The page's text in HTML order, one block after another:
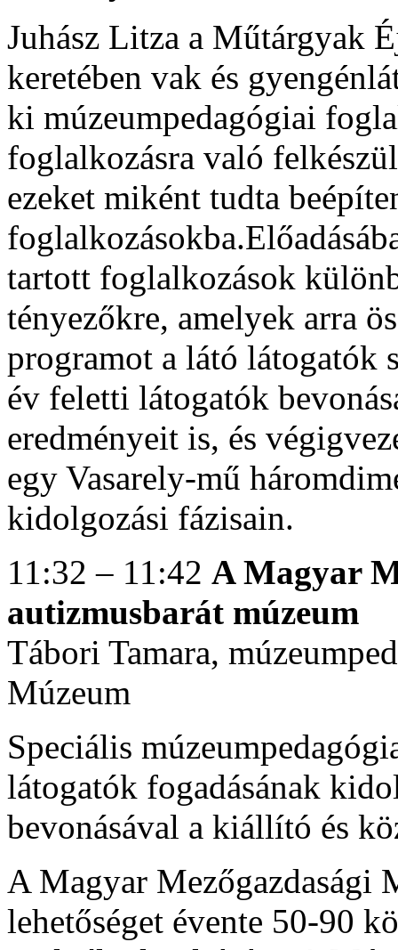
Juhász Litza a Műtárgyak
keretében vak és
ki múzeumpedagógiai
foglalkozásra való
ezeket miként tudta
tartott foglalkozások
tényezőkre, amelyek arra
programot a látó látogatók
év feletti látogatók
eredményeit is, és
egy Vasarely-mű
kidolgozási fázisain.
11:32 – 11:42 A Magyar
autizmusbarát múzeum
Tábori Tamara,
Múzeum
Speciális
látogatók fogadásának
bevonásával a kiállító és
A Magyar Mezőgazdasági
lehetőséget évente 50-90